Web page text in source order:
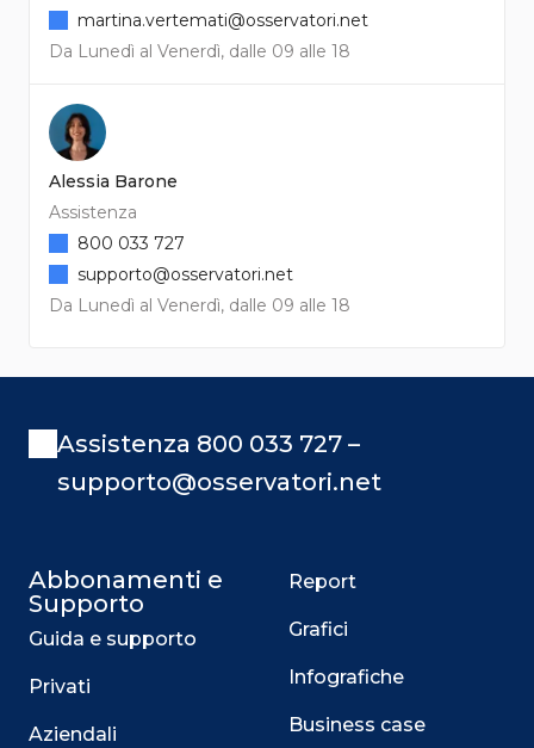
Da Lunedì al Venerdì, dalle 09 alle 18
martina.vertemati@osservatori.net
Alessia Barone
Assistenza
Da Lunedì al Venerdì, dalle 09 alle 18
800 033 727
supporto@osservatori.net
Assistenza 800 033 727 –
supporto@osservatori.net
Abbonamenti e
Supporto
Guida e supporto
Privati
Aziendali
Report
Grafici
Infografiche
Business case